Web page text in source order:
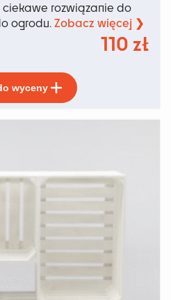
ciekawe rozwiązanie do
ogrodu. Zobacz więcej ❯
110 zł
wyceny
produkt
ma
wiele
wybrać
stronie
produktu